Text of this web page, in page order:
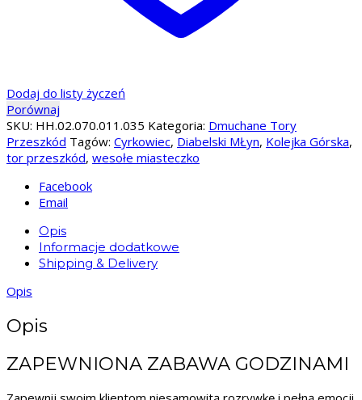
Dodaj do listy życzeń
Porównaj
SKU: HH.02.070.011.035 Kategoria: Dmuchane Tory
Przeszkód Tagów: Cyrkowiec, Diabelski MŁyn, Kolejka Górska,
tor przeszkód, wesołe miasteczko
Facebook
Email
Opis
Informacje dodatkowe
Shipping & Delivery
Opis
Opis
ZAPEWNIONA ZABAWA GODZINAMI